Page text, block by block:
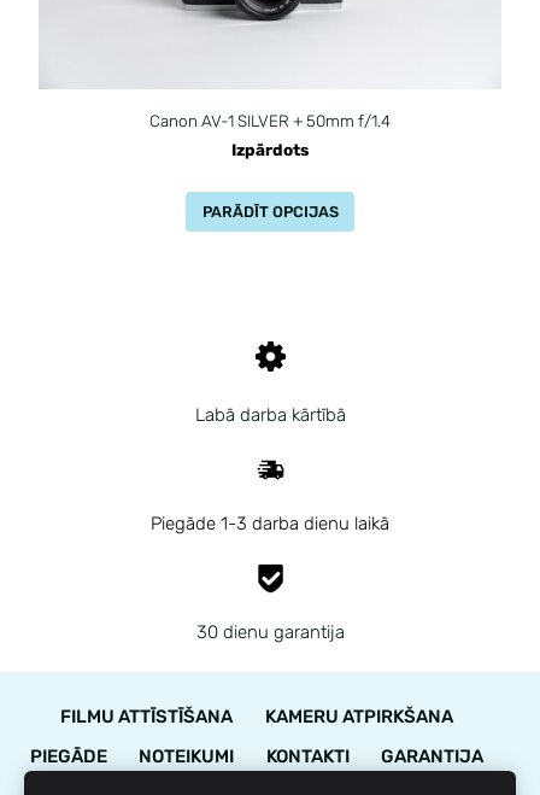
Labā darba kārtībā
Piegāde 1-3 darba dienu laikā
30 dienu garantija
Canon AV-1 SILVER + 50mm f/1.4
Izpārdots
PARĀDĪT OPCIJAS
FILMU ATTĪSTĪŠANA
KAMERU ATPIRKŠANA
PIEGĀDE
NOTEIKUMI KONTAKTI
GARANTIJA